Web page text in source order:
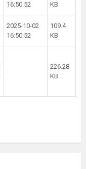
16:50:52
KB
2025-10-02
16:50:52
109.4
KB
226.28
KB